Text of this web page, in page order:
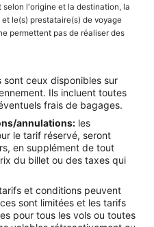
l'origine et la destination, la
le(s) prestataire(s) de voyage
permettent pas de réaliser des
sont ceux disponibles sur
Ils incluent toutes
frais de bagages.
annulations: les
le tarif réservé, seront
en supplément de tout
du billet ou des taxes qui
et conditions peuvent
sont limitées et les tarifs
pour tous les vols ou toutes